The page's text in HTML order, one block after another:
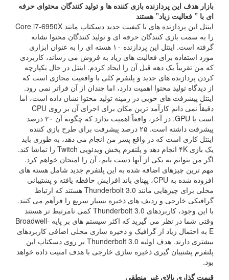
بازار هدف این پردازنده بازی کننده ها و تولید کنندگان محتوای حرفه
ای با ” فعالیت زیاد” هستند
اینتل این پردازنده های با کیفیت جدید دسکتاپ مانند Core i7-6950X
را به سمت بازی کنندگان حرفه ای و تولید کنندگان محتوا نشانه
گرفته است. اینتل این پردازنده ۱۰ هسته ای را به عنوان ابزاری
مورد استفاده برای فعالیت های زیاد به فروش می رساند، کاربردی
که من تقریباً یک دهه قبل آن را ایجاد کردم. اینتل در حال یکپارچه
کردن پردازنده های جدید و پلتفرم کلی با واقعیت مجازی است که
از دیدگاه تولید محتوا اهمیت دارد، اما چندان از آن فراتر نمی رود.
اینتل پیشرفت های خوبی در زمینه تولید محتوا نشان داده است، اما
دقیقاً نمی دانم کارآمد ترین مکان برای اجرای آن بر روی CPU
است یا GPU. در آخر، واقعاً اهمیت ندارد که چگونه آن ۲۰ درصد
پیشرفت داشته است. ۲۵ درصد پیشرفت برای طرح بازی کننده
اینتل کاری است که در واقع پسر من انجام می دهد، به طوری باید
یک بازی ۴K انجام دهد و پلتفرم پخش ویدئویی Twitch را تماشا کند.
اگر من بتوانم به یکی از آنها دست یابم، آن را امتحان خواهم کرد.
مهم ترین چیزهای اضافه شده به این پلتفرم جدید شامل هسته های
افزوده شده به CPU، پهنای باند افزایش حافظه یافته و پشتیبانی
محلی برای چیزهایی مانند Thunderbolt 3.0 هستند که ارتباط
گرافیکی خارجی و ردیف های ذخیره بسیار سریع را فرآهم می کنند.
با این وجود، کاربردهای Thunderbolt 3.0 کمی نامرتبط تر هستند
وقتی شما در نظر می گیرید که اکثر سیستم های بر پایه Broadwell-
E به احتمال زیاد از گرافیک و ذخیره سازی محلی اضافی کاربردهای
بیشتری دارند. هدف اولیه Thunderbolt 3.0 بر روی دسکتاپ این
پلتفرم پشتیبان گیری ذخیره سازی خارجی با هدف امنیت داده خواهد
بود.
قیمت گذاری بالای غیر منطقی